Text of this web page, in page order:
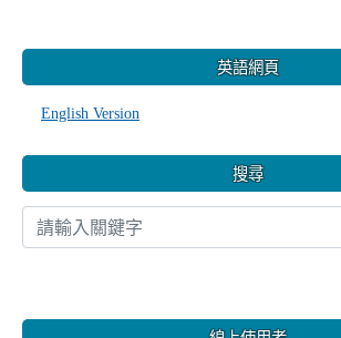
英語網頁
English Version
搜尋